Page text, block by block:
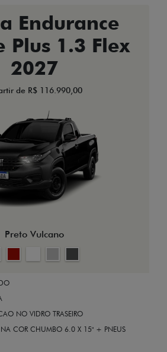
Endurance
Plus 1.3 Flex
2027
de R$ 116.990,00
Preto Vulcano
NO VIDRO TRASEIRO
COR CHUMBO 6.0 X 15" + PNEUS